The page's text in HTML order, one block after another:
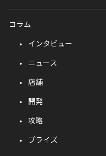
コラム
インタビュー
ニュース
店舗
開発
攻略
プライズ